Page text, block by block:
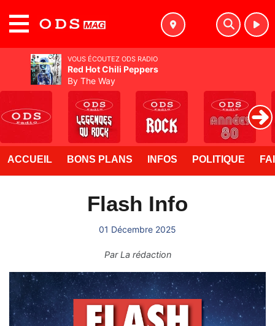
ACCUEIL BONS PLANS INFOS POLITIQUE
Flash Info
01 Décembre 2025
ParLa rédaction
VOUS ÉCOUTEZ ODS RADIO
Red Hot Chili Peppers
By The Way